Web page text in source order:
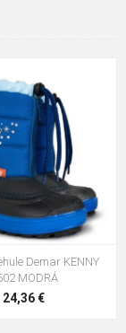
Demar KENNY
MODRÁ
24,36 €